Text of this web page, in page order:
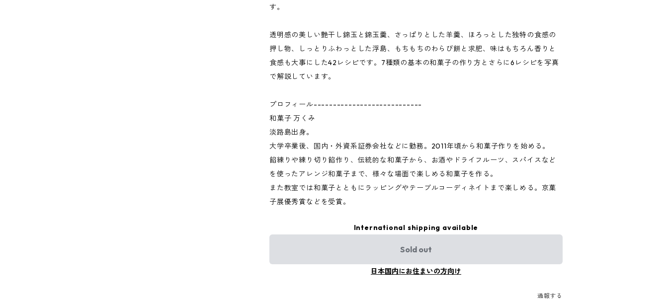
す。
透明感の美しい艶干し錦玉と錦玉羹、さっぱりとした羊羹、ほろっとした独特の食感の
押し物、しっとりふわっとした浮島、もちもちのわらび餅と求肥、味はもちろん香りと
食感も大事にした42レシピです。7種類の基本の和菓子の作り方とさらに6レシピを写真
で解説しています。
プロフィール----------------------------
和菓子 万くみ
淡路島出身。
大学卒業後、国内・外資系証券会社などに勤務。2011年頃から和菓子作りを始める。
餡練りや練り切り餡作り、伝統的な和菓子から、お酒やドライフルーツ、スパイスなど
を使ったアレンジ和菓子まで、様々な場面で楽しめる和菓子を作る。
また教室では和菓子とともにラッピングやテーブルコーディネイトまで楽しめる。京菓
子展優秀賞などを受賞。
International shipping available
Sold out
日本国内にお住まいの方向け
通報する